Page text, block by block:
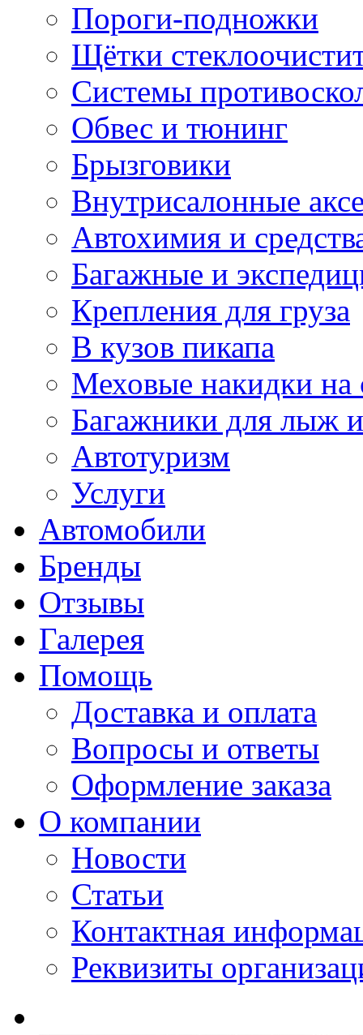
Пороги-подножки
Щётки
Системы
Обвес и тюнинг
Брызговики
Внутрисалонные
Автохимия и
Багажные и
Крепления для груза
В кузов пикапа
Меховые накидки на
Багажники для лыж
Автотуризм
Услуги
Автомобили
Бренды
Отзывы
Галерея
Помощь
Доставка и оплата
Вопросы и ответы
Оформление заказа
О компании
Новости
Статьи
Контактная
Реквизиты